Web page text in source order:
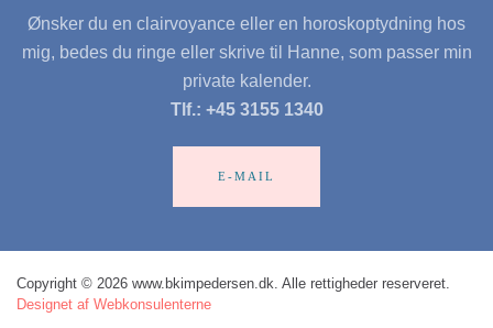
Ønsker du en clairvoyance eller en horoskoptydning hos
mig, bedes du ringe eller skrive til Hanne, som passer min
private kalender.
Tlf.: +45 3155 1340
E-MAIL
Copyright © 2026 www.bkimpedersen.dk. Alle rettigheder reserveret.
Designet af Webkonsulenterne